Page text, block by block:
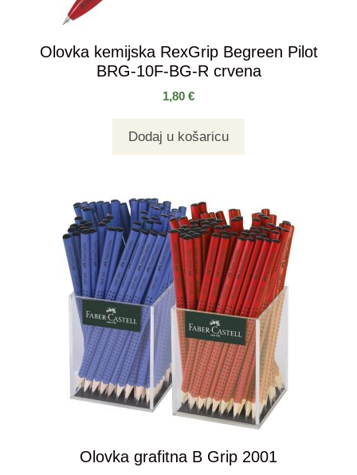
Olovka kemijska RexGrip Begreen Pilot
BRG-10F-BG-R crvena
1,80 €
Dodaj u košaricu
Olovka grafitna B Grip 2001